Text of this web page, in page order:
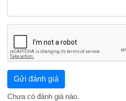
Chưa có đánh giá nào.